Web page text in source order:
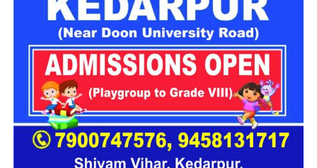
पदों का विवरण (Vacancy Details)
इस भर्ती अभियान के तहत शिक्षण (Teaching) क्षेत्र में सबसे ज्यादा भर्तियां
निकाली गई हैं, जो उन अभ्यर्थियों के लिए एक शानदार मौका है जो दिल्ली के
सरकारी स्कूलों में शिक्षक बनने का सपना देख रहे हैं। इसके अलावा
टेक्निकल और साइंटिफिक बैकग्राउंड वाले युवाओं के लिए भी पर्याप्त पद
उपलब्ध हैं।